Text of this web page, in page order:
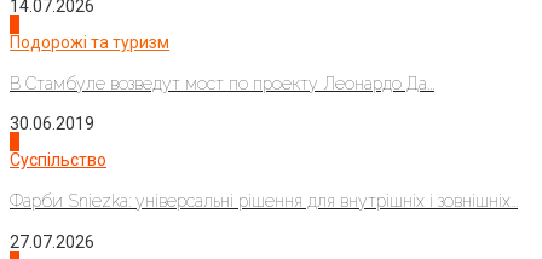
14.07.2026
Подорожі та туризм
В Стамбуле возведут мост по проекту Леонардо Да...
30.06.2019
Суспільство
Фарби Sniezka: універсальні рішення для внутрішніх і зовнішніх...
27.07.2026